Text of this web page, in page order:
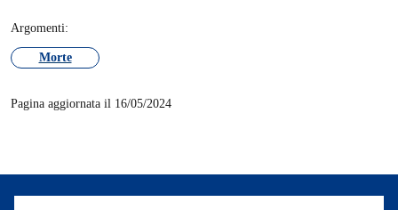
Argomenti:
Morte
Pagina aggiornata il 16/05/2024